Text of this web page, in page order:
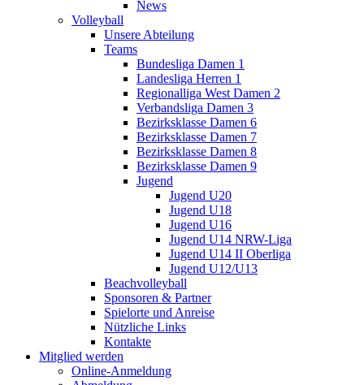
News
Volleyball
Unsere Abteilung
Teams
Bundesliga Damen 1
Landesliga Herren 1
Regionalliga West Damen 2
Verbandsliga Damen 3
Bezirksklasse Damen 6
Bezirksklasse Damen 7
Bezirksklasse Damen 8
Bezirksklasse Damen 9
Jugend
Jugend U20
Jugend U18
Jugend U16
Jugend U14 NRW-Liga
Jugend U14 II Oberliga
Jugend U12/U13
Beachvolleyball
Sponsoren & Partner
Spielorte und Anreise
Nützliche Links
Kontakte
Mitglied werden
Online-Anmeldung